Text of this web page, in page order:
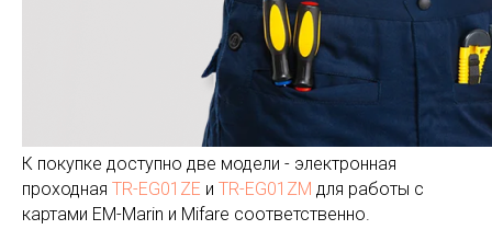
К покупке доступно две модели - электронная
проходная TR-EG01ZE и TR-EG01ZM для работы с
картами EM-Marin и Mifare соответственно.